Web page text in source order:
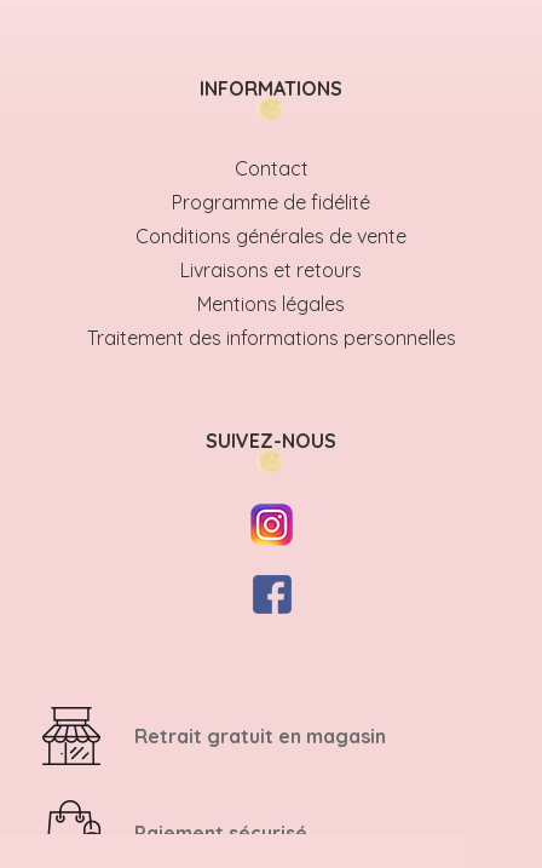
INFORMATIONS
Contact
Programme de fidélité
Conditions générales de vente
Livraisons et retours
Mentions légales
Traitement des informations personnelles
SUIVEZ-NOUS
Retrait gratuit en magasin
Paiement sécurisé